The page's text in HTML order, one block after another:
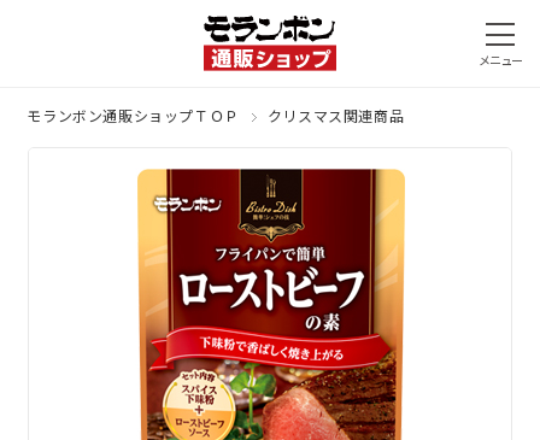
モランボン通販ショップＴＯＰ クリスマス関連商品